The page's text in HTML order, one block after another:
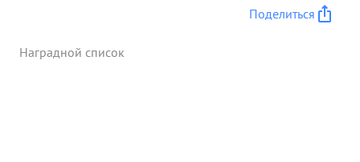
Поделиться
Наградной список